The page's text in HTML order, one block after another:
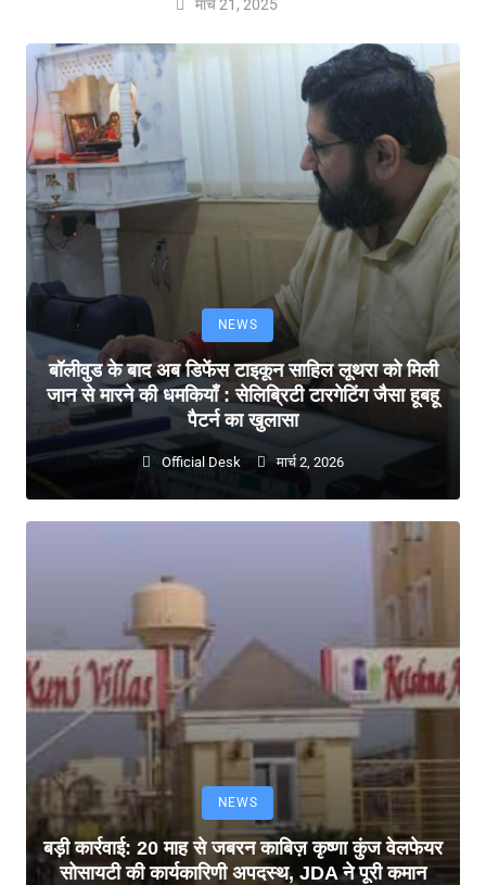
मार्च 21, 2025
NEWS
बॉलीवुड के बाद अब डिफेंस टाइकून साहिल लूथरा को मिली
जान से मारने की धमकियाँ : सेलिब्रिटी टारगेटिंग जैसा हूबहू
पैटर्न का खुलासा
Official Desk मार्च 2, 2026
NEWS
बड़ी कार्रवाई: 20 माह से जबरन काबिज़ कृष्णा कुंज वेलफेयर
सोसायटी की कार्यकारिणी अपदस्थ, JDA ने पूरी कमान